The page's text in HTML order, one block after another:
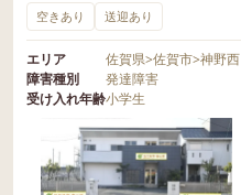
空きあり 送迎あり
エリア 佐賀県>佐賀市>神野西
障害種別
発達障害
受け入れ年齢小学生